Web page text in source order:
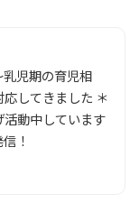
児期の育児相
してきました ＊
動中しています
！